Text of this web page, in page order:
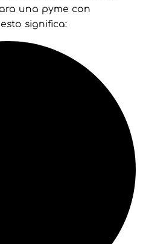
una pyme con
significa: